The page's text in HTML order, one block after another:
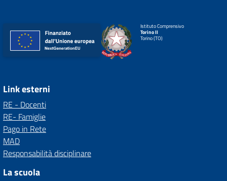
Istituto Comprensivo
Torino II
Torino (TO)
Link esterni
RE - Docenti
RE- Famiglie
Pago in Rete
MAD
Responsabilità disciplinare
La scuola